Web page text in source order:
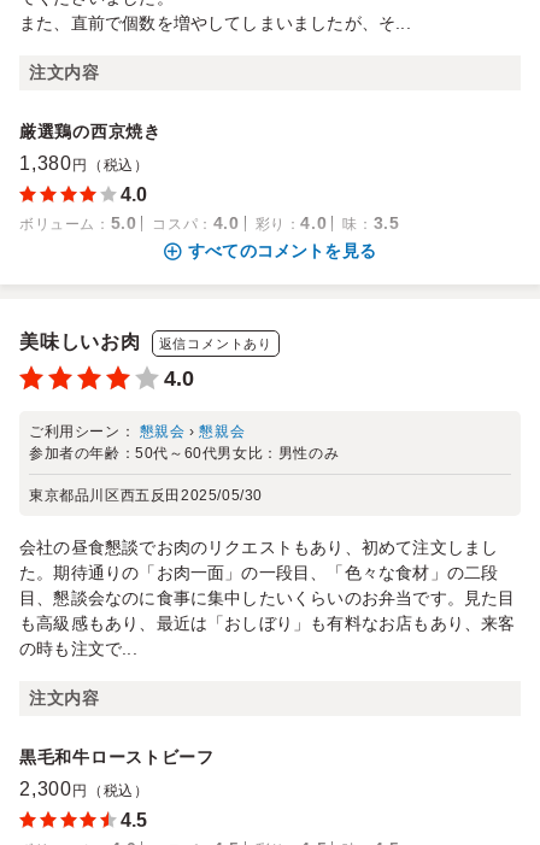
また、直前で個数を増やしてしまいましたが、そ...
注文内容
厳選鶏の西京焼き
1,380 円（税込）
4.0
ボリューム ： 5.0 コスパ ： 4.0 彩り ：4.0 味 ： 3.5
すべてのコメントを見る
美味しいお肉 返信コメントあり
4.0
ご利用シーン： 懇親会 ›懇親会
参加者の年齢：50代～60代男女比： 男性のみ
東京都品川区西五反田 2025/05/30
会社の昼食懇談でお肉のリクエストもあり、初めて注文しまし
た。期待通りの「お肉一面」の一段目、「色々な食材」の二段
目、懇談会なのに食事に集中したいくらいのお弁当です。見た目
も高級感もあり、最近は「おしぼり」も有料なお店もあり、来客
の時も注文で...
注文内容
黒毛和牛ローストビーフ
2,300 円（税込）
4.5